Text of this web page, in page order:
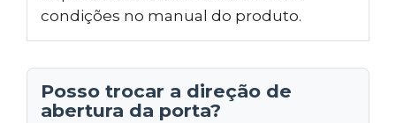
condições no manual do produto.
Posso trocar a direção de
abertura da porta?